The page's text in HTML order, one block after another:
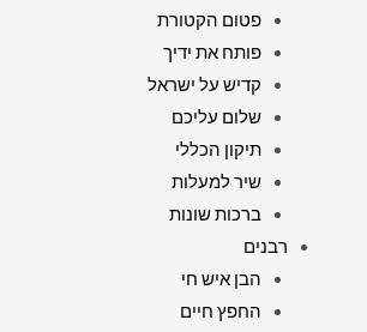
פטום הקטורת
פותח את ידיך
קדיש על ישראל
שלום עליכם
תיקון הכללי
שיר למעלות
ברכות שונות
רבנים
הבן איש חי
החפץ חיים